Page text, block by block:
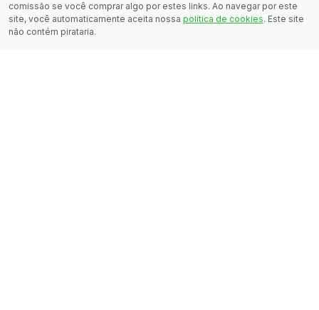
comissão se você comprar algo por estes links. Ao navegar por este
site, você automaticamente aceita nossa política de cookies. Este site
não contém pirataria.